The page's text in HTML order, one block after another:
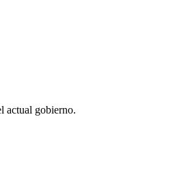
actual gobierno.